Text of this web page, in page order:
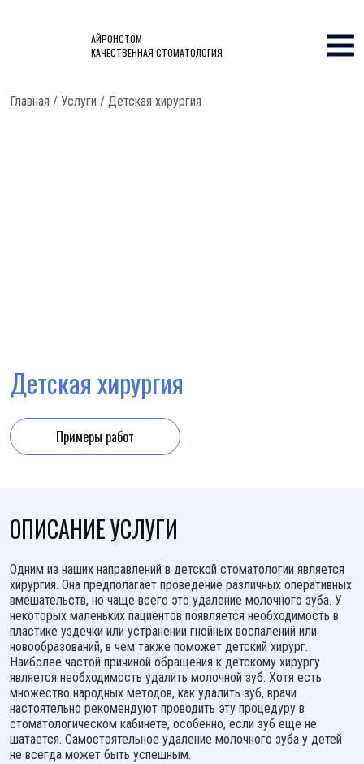
АЙРОНСТОМ
КАЧЕСТВЕННАЯ СТОМАТОЛОГИЯ
Главная / Услуги / Детская хирургия
Детская хирургия
Примеры работ
ОПИСАНИЕ УСЛУГИ
Одним из наших направлений в детской стоматологии является
хирургия. Она предполагает проведение различных оперативных
вмешательств, но чаще всего это удаление молочного зуба. У
некоторых маленьких пациентов появляется необходимость в
пластике уздечки или устранении гнойных воспалений или
новообразований, в чем также поможет детский хирург.
Наиболее частой причиной обращения к детскому хирургу
является необходимость удалить молочной зуб. Хотя есть
множество народных методов, как удалить зуб, врачи
настоятельно рекомендуют проводить эту процедуру в
стоматологическом кабинете, особенно, если зуб еще не
шатается. Самостоятельное удаление молочного зуба у детей
не всегда может быть успешным.